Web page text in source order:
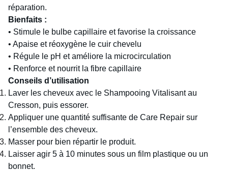
réparation.
Bienfaits :
• Stimule le bulbe capillaire et favorise la croissance
• Apaise et réoxygène le cuir chevelu
• Régule le pH et améliore la microcirculation
• Renforce et nourrit la fibre capillaire
Conseils d’utilisation
Laver les cheveux avec le Shampooing Vitalisant au
Cresson, puis essorer.
Appliquer une quantité suffisante de Care Repair sur
l’ensemble des cheveux.
Masser pour bien répartir le produit.
Laisser agir 5 à 10 minutes sous un film plastique ou un
bonnet.